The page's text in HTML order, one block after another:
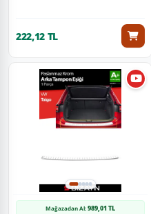
222,12 TL
Mağazadan Al:989,01 TL